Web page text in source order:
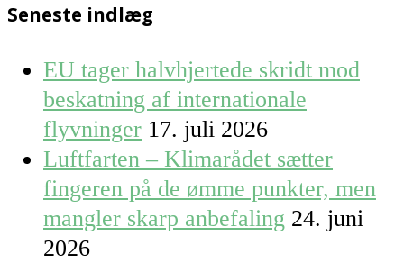
Seneste indlæg
EU tager halvhjertede skridt mod
beskatning af internationale
flyvninger 17. juli 2026
Luftfarten – Klimarådet sætter
fingeren på de ømme punkter, men
mangler skarp anbefaling 24. juni
2026